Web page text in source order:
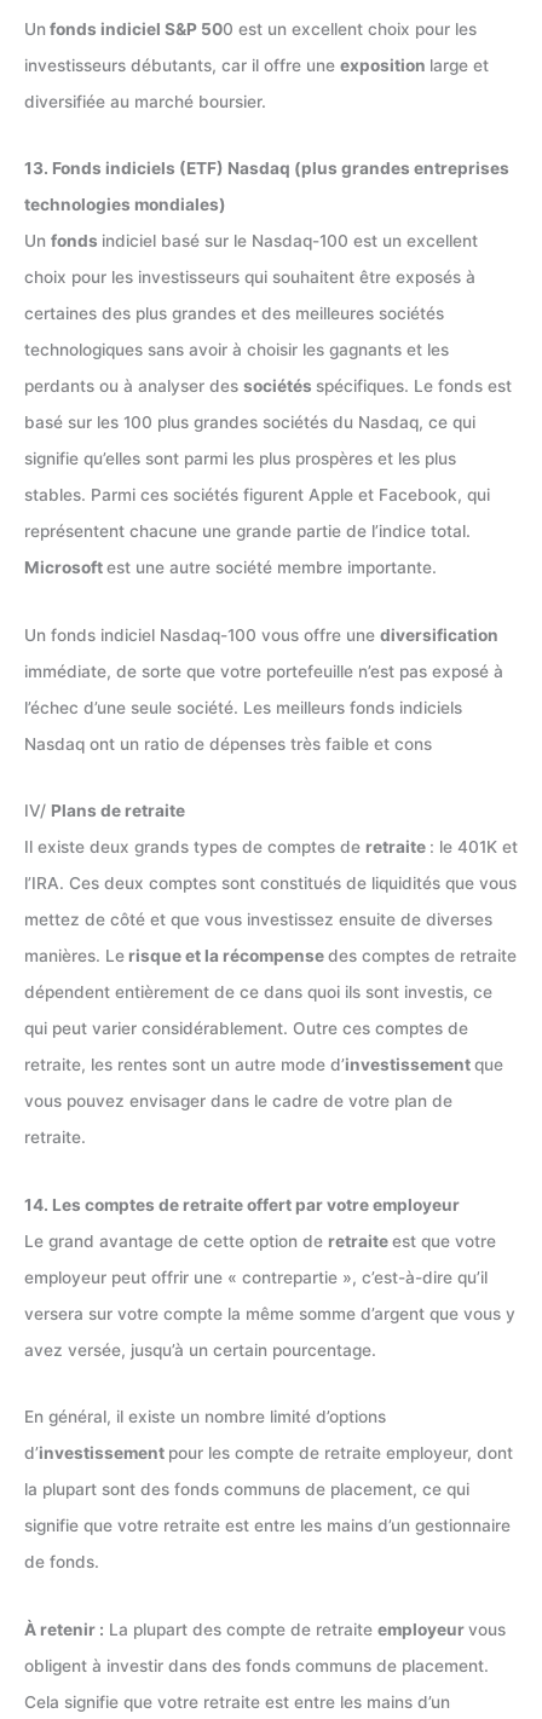
Un fonds indiciel S&P 500 est un excellent choix pour les
investisseurs débutants, car il offre une exposition large et
diversifiée au marché boursier.
13. Fonds indiciels (ETF) Nasdaq (plus grandes entreprises
technologies mondiales)
Un fonds indiciel basé sur le Nasdaq-100 est un excellent
choix pour les investisseurs qui souhaitent être exposés à
certaines des plus grandes et des meilleures sociétés
technologiques sans avoir à choisir les gagnants et les
perdants ou à analyser des sociétés spécifiques. Le fonds est
basé sur les 100 plus grandes sociétés du Nasdaq, ce qui
signifie qu’elles sont parmi les plus prospères et les plus
stables. Parmi ces sociétés figurent Apple et Facebook, qui
représentent chacune une grande partie de l’indice total.
Microsoftest une autre société membre importante.
Un fonds indiciel Nasdaq-100 vous offre une diversification
immédiate, de sorte que votre portefeuille n’est pas exposé à
l’échec d’une seule société. Les meilleurs fonds indiciels
Nasdaq ont un ratio de dépenses très faible et cons
IV/ Plans de retraite
Il existe deux grands types de comptes de retraite : le 401K et
l’IRA. Ces deux comptes sont constitués de liquidités que vous
mettez de côté et que vous investissez ensuite de diverses
manières. Le risque et la récompensedes comptes de retraite
dépendent entièrement de ce dans quoi ils sont investis, ce
qui peut varier considérablement. Outre ces comptes de
retraite, les rentes sont un autre mode d’investissementque
vous pouvez envisager dans le cadre de votre plan de
retraite.
14. Les comptes de retraite offert par votre employeur
Le grand avantage de cette option de retraiteest que votre
employeur peut offrir une « contrepartie », c’est-à-dire qu’il
versera sur votre compte la même somme d’argent que vous y
avez versée, jusqu’à un certain pourcentage.
En général, il existe un nombre limité d’options
d’investissement pour les compte de retraite employeur, dont
la plupart sont des fonds communs de placement, ce qui
signifie que votre retraite est entre les mains d’un gestionnaire
de fonds.
À retenir : La plupart des compte de retraite employeurvous
obligent à investir dans des fonds communs de placement.
Cela signifie que votre retraite est entre les mains d’un